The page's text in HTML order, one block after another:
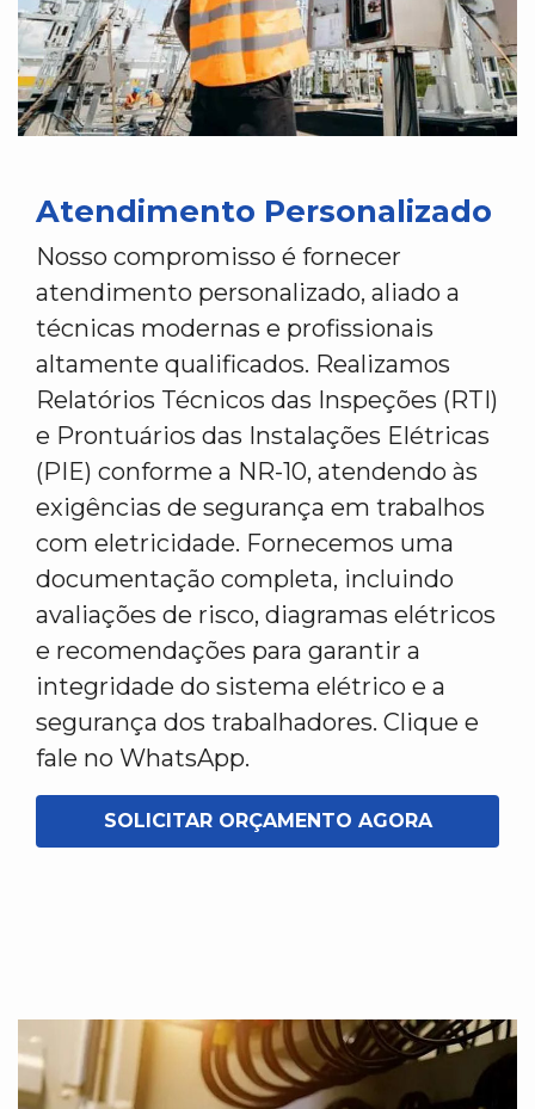
Atendimento Personalizado
Nosso compromisso é fornecer
atendimento personalizado, aliado a
técnicas modernas e profissionais
altamente qualificados. Realizamos
Relatórios Técnicos das Inspeções (RTI)
e Prontuários das Instalações Elétricas
(PIE) conforme a NR-10, atendendo às
exigências de segurança em trabalhos
com eletricidade. Fornecemos uma
documentação completa, incluindo
avaliações de risco, diagramas elétricos
e recomendações para garantir a
integridade do sistema elétrico e a
segurança dos trabalhadores. Clique e
fale no WhatsApp.
SOLICITAR ORÇAMENTO AGORA